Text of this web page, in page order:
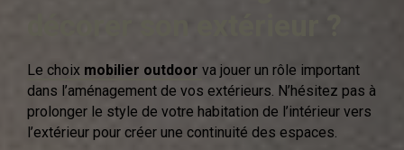
Le choix mobilier outdoor va jouer un rôle important
dans l’aménagement de vos extérieurs. N’hésitez pas à
prolonger le style de votre habitation de l’intérieur vers
l’extérieur pour créer une continuité des espaces.